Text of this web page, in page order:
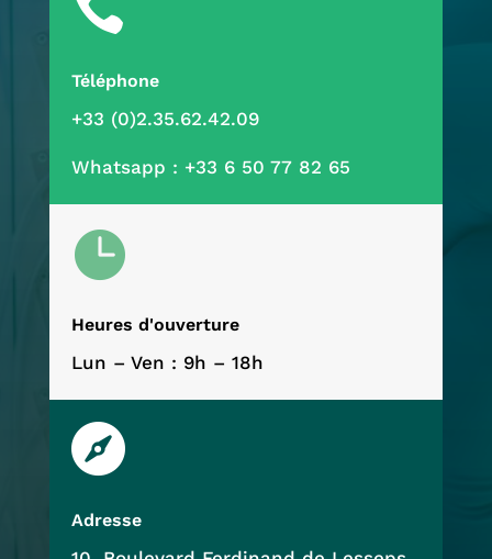
Téléphone
+33 (0)2.35.62.42.09
Whatsapp : +33 6 50 77 82 65

Heures d'ouverture
Lun – Ven : 9h – 18h

Adresse